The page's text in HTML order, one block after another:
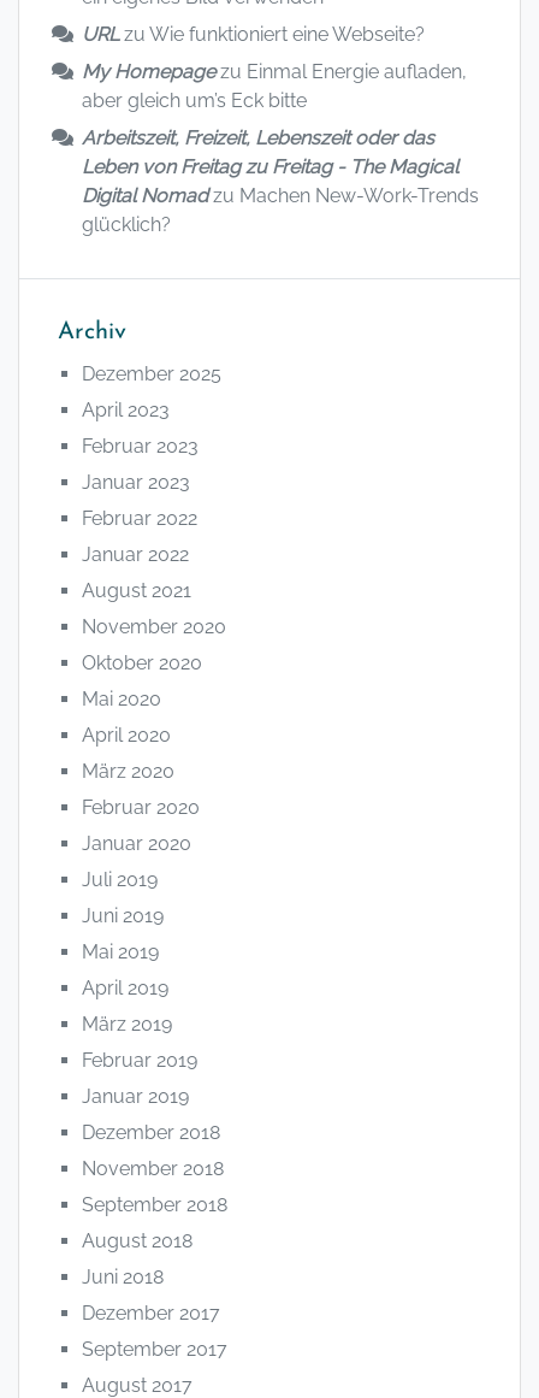
URLzu Wie funktioniert eine Webseite?
My Homepagezu Einmal Energie aufladen,
aber gleich um’s Eck bitte
Arbeitszeit, Freizeit, Lebenszeit oder das
Leben von Freitag zu Freitag - The Magical
Digital Nomadzu Machen New-Work-Trends
glücklich?
Archiv
Dezember 2025
April 2023
Februar 2023
Januar 2023
Februar 2022
Januar 2022
August 2021
November 2020
Oktober 2020
Mai 2020
April 2020
März 2020
Februar 2020
Januar 2020
Juli 2019
Juni 2019
Mai 2019
April 2019
März 2019
Februar 2019
Januar 2019
Dezember 2018
November 2018
September 2018
August 2018
Juni 2018
Dezember 2017
September 2017
August 2017